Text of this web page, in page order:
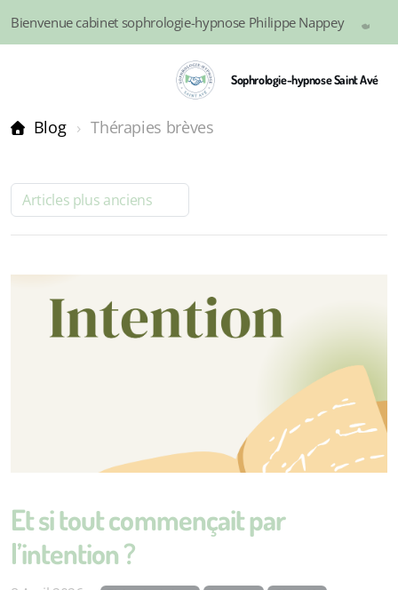
Bienvenue cabinet sophrologie-hypnose Philippe Nappey
Sophrologie-hypnose Saint Avé
Blog Thérapies brèves
Articles plus anciens
Et si tout commençait par
l’intention ?